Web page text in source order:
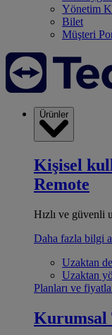
Yönetim
Bilet
Müşteri
Ürünler
Kişisel
Remote
Hızlı ve güvenli
Daha fazla bilgi
Uzaktan
Uzaktan
Planları ve
Kurumsal